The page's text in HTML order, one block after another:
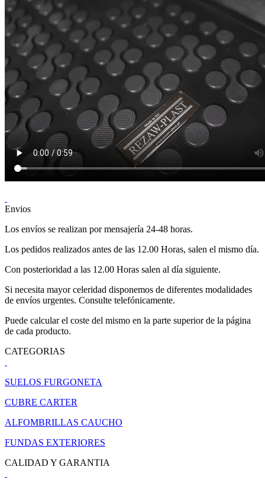
Envios
Los envíos se realizan por mensajería 24-48 horas.
Los pedidos realizados antes de las 12.00 Horas, salen el mismo día.
Con posterioridad a las 12.00 Horas salen al día siguiente.
Si necesita mayor celeridad disponemos de diferentes modalidades
de envíos urgentes. Consulte telefónicamente.
Puede calcular el coste del mismo en la parte superior de la página
de cada producto.
CATEGORIAS
SUELOS FURGONETA
CUBRE CARTER
ALFOMBRILLAS CAUCHO
FUNDAS EXTERIORES
CALIDAD Y GARANTIA